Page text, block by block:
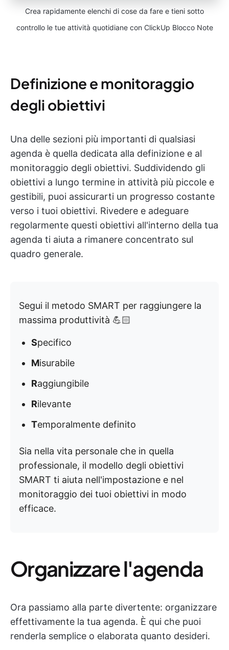
Crea rapidamente elenchi di cose da fare e tieni sotto
controllo le tue attività quotidiane con ClickUp Blocco Note
Definizione e monitoraggio
degli obiettivi
Una delle sezioni più importanti di qualsiasi
agenda è quella dedicata alla definizione e al
monitoraggio degli obiettivi. Suddividendo gli
obiettivi a lungo termine in attività più piccole e
gestibili, puoi assicurarti un progresso costante
verso i tuoi obiettivi. Rivedere e adeguare
regolarmente questi obiettivi all'interno della tua
agenda ti aiuta a rimanere concentrato sul
quadro generale.
Segui il metodo SMART per raggiungere la
massima produttività 💪🏻
Specifico
Misurabile
Raggiungibile
Rilevante
Temporalmente definito
Sia nella vita personale che in quella
professionale, il modello degli obiettivi
SMART ti aiuta nell'impostazione e nel
monitoraggio dei tuoi obiettivi in modo
efficace.
Organizzare l'agenda
Ora passiamo alla parte divertente: organizzare
effettivamente la tua agenda. È qui che puoi
renderla semplice o elaborata quanto desideri.